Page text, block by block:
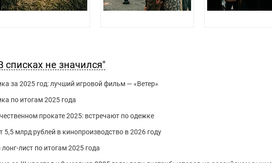
не значился"
за 2025 год: лучший игровой фильм — «Ветер»
по итогам 2025 года
прокате 2025: встречают по одежке
млрд рублей в кинопроизводство в 2026 году
лист по итогам 2025 года